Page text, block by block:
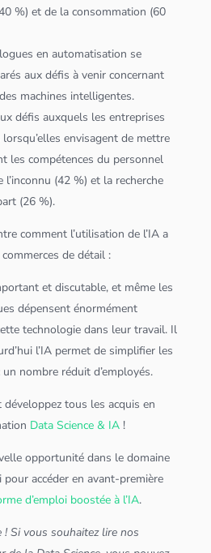
%) et de la consommation (60
en automatisation se
aux défis à venir concernant
machines intelligentes.
défis auxquels les entreprises
envisagent de mettre
les compétences du personnel
l’inconnu (42 %) et la recherche
(26 %).
comment l’utilisation de l’IA a
de détail :
et discutable, et même les
dépensent énormément
technologie dans leur travail. Il
l’IA permet de simplifier les
nombre réduit d’employés.
développez tous les acquis en
Data Science & IA !
opportunité dans le domaine
pour accéder en avant-première
d’emploi boostée à l’IA.
Si vous souhaitez lire nos